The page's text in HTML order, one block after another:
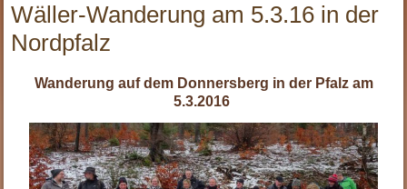
Wäller-Wanderung am 5.3.16 in der
Nordpfalz
Wanderung auf dem Donnersberg in der Pfalz am
5.3.2016